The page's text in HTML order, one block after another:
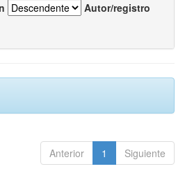
Autor/registro
Anterior 1 Siguiente